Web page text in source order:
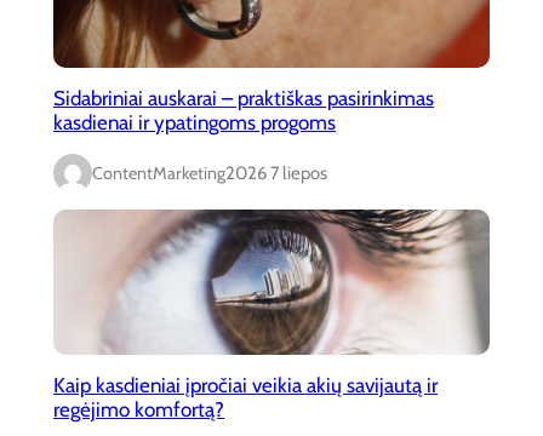
Sidabriniai auskarai – praktiškas pasirinkimas
kasdienai ir ypatingoms progoms
ContentMarketing2026 7 liepos
Kaip kasdieniai įpročiai veikia akių savijautą ir
regėjimo komfortą?